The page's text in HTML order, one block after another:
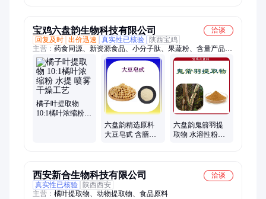
宝鸡六盘韵生物科技有限公司
洽谈
回复及时 出价迅速 真实性已核验
陕西宝鸡
主营： 药食同源、新资源食品、小分子肽、果蔬粉、含量产品、
动物保健常用原料、化妆品常用原料
橘子叶提取物
10:1橘叶浓缩粉
六盘韵精选原料
大豆皂甙 含膳食
六盘韵鬼箭羽提
取物 水溶性粉末
西安新合生物科技有限公司
洽谈
真实性已核验 陕西西安
主营： 橘叶提取物、动物提取物、食品原料